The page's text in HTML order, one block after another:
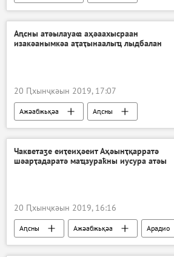
Аԥсны атәылауаҩ аҳәаахысраан
изакәанымкәа аҭаҭынаалыҵ лыдбалан
20 Ԥхынҷкәын 2019, 17:07
Ажәабжьқәа Аԥсны
Чакветаӡе еиҭеиҳәеит Аҳәынҭқарратә
шәарҭадаратә маҵзураҟны иусура атәы
20 Ԥхынҷкәын 2019, 16:16
Аԥсны Ажәабжьқәа Арадио